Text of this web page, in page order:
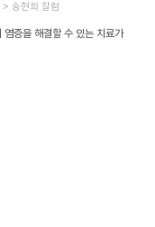
>송현희 칼럼
염증을 해결할 수 있는 치료가